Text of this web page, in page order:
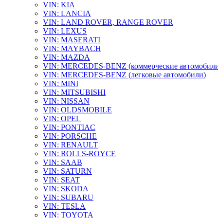
VIN: KIA
VIN: LANCIA
VIN: LAND ROVER, RANGE ROVER
VIN: LEXUS
VIN: MASERATI
VIN: MAYBACH
VIN: MAZDA
VIN: MERCEDES-BENZ (коммерческие
VIN: MERCEDES-BENZ (легковые автомобили)
VIN: MINI
VIN: MITSUBISHI
VIN: NISSAN
VIN: OLDSMOBILE
VIN: OPEL
VIN: PONTIAC
VIN: PORSCHE
VIN: RENAULT
VIN: ROLLS-ROYCE
VIN: SAAB
VIN: SATURN
VIN: SEAT
VIN: SKODA
VIN: SUBARU
VIN: TESLA
VIN: TOYOTA